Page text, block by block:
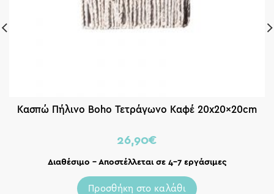
Κασπώ Πήλινο Boho Τετράγωνο Καφέ 20x20x20cm
26,90€
Διαθέσιμο – Αποστέλλεται σε 4-7 εργάσιμες
Προσθήκη στο καλάθι